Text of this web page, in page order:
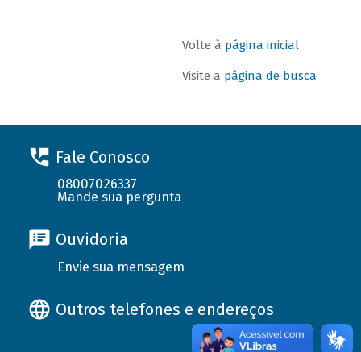
Volte à página inicial
Visite a página de busca
Fale Conosco
08007026337
Mande sua pergunta
Ouvidoria
Envie sua mensagem
Outros telefones e endereços